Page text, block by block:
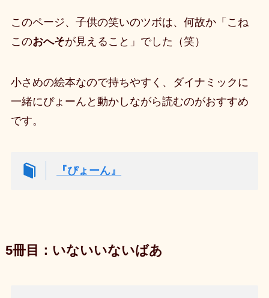
このページ、子供の笑いのツボは、何故か「こね
このおへそが見えること」 でした（笑）
小さめの絵本なので持ちやすく、ダイナミックに
一緒にぴょーんと動かしながら読むのがおすすめ
です。
『ぴょーん』
5冊目：いないいないばあ